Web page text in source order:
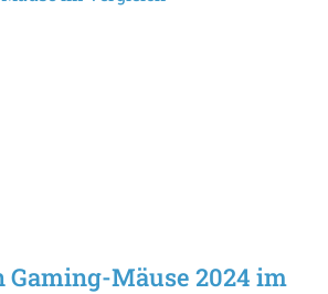
Gaming-Mäuse 2024 im